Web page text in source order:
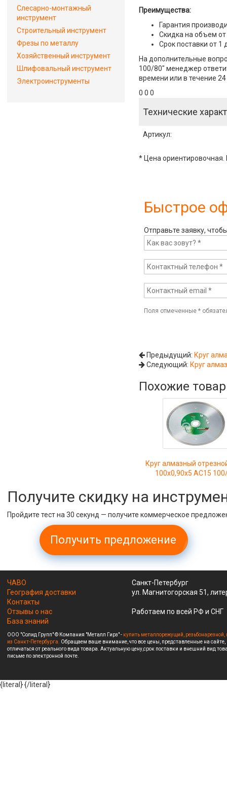
Преимущества:
Гарантия
Скидка на объем от
Срок поставки от 1
На дополнительные
100/80" менеджер
времени или в течение
0 0 0
Технические
Артикул:
* Цена ориентировочная.
Быстрое
Отправьте заявку,
Поля отмеченные*
Предыдущий: Круг
Следующий: Круг
Похожие
Круг алмазный
100х0,90х5 АС15
Слесарно-монтажный
инструмент
Строительный инструмент
Фрезы по металлу
Хозяйственный инструмент
Шлифовальный инструмент
Электроинструменты
Получите скидку на
Пройдите тест на 30 секунд — получите коммерческое
Получить предложение
ЧАВО
География доставки
Контакты
Отзывы о нас
База знаний
Санкт-Петербург
ул. Магнитогорская 51,
Работаем по всей РФ и СНГ
ООО "Солид Групп" © Компания "Металл Гирз" - купить металлорежущий,
из Санкт-Петербурга. Обращаем ваше внимание, что все цены, представленные на
отличаться от реального вида товара. Актуальную цену,срок поставки и внешний вид
письме по электронной почте.
{literal}{/literal}